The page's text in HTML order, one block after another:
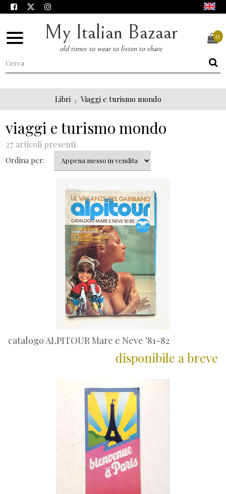
My Italian Bazaar
old times to wear to listen to share
0
Libri Viaggi e turismo mondo
viaggi e turismo mondo
27 articoli presenti
Ordina per:
catalogo ALPITOUR Mare e Neve '81-82
disponibile a breve